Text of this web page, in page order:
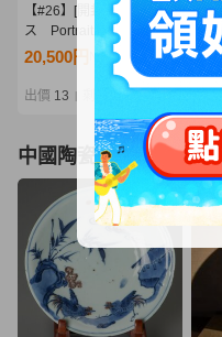
【#26】[開封品]メガハウ
ス Portrait.Of.Pirates
P.O.P WA-MAXIMUM
百獣のカイドウ
20,500円 NT4,436
出價 13 1日
09/
D
ギ
★
中國陶瓷器